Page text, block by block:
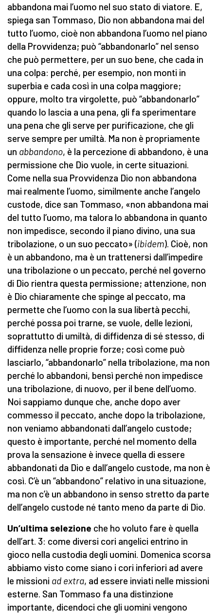
abbandona mai l’uomo nel suo stato di viatore. E,
spiega san Tommaso, Dio non abbandona mai del
tutto l’uomo, cioè non abbandona l’uomo nel piano
della Provvidenza; può “abbandonarlo” nel senso
che può permettere, per un suo bene, che cada in
una colpa: perché, per esempio, non monti in
superbia e cada così in una colpa maggiore;
oppure, molto tra virgolette, può “abbandonarlo”
quando lo lascia a una pena, gli fa sperimentare
una pena che gli serve per purificazione, che gli
serve sempre per umiltà. Ma non è propriamente
un abbandono, è la percezione di abbandono, è una
permissione che Dio vuole, in certe situazioni.
Come nella sua Provvidenza Dio non abbandona
mai realmente l’uomo, similmente anche l’angelo
custode, dice san Tommaso, «non abbandona mai
del tutto l’uomo, ma talora lo abbandona in quanto
non impedisce, secondo il piano divino, una sua
tribolazione, o un suo peccato» (ibidem). Cioè, non
è un abbandono, ma è un trattenersi dall’impedire
una tribolazione o un peccato, perché nel governo
di Dio rientra questa permissione; attenzione, non
è Dio chiaramente che spinge al peccato, ma
permette che l’uomo con la sua libertà pecchi,
perché possa poi trarne, se vuole, delle lezioni,
soprattutto di umiltà, di diffidenza di sé stesso, di
diffidenza nelle proprie forze; così come può
lasciarlo, “abbandonarlo” nella tribolazione, ma non
perché lo abbandoni, bensì perché non impedisce
una tribolazione, di nuovo, per il bene dell’uomo.
Noi sappiamo dunque che, anche dopo aver
commesso il peccato, anche dopo la tribolazione,
non veniamo abbandonati dall’angelo custode;
questo è importante, perché nel momento della
prova la sensazione è invece quella di essere
abbandonati da Dio e dall’angelo custode, ma non è
così. C’è un “abbandono” relativo in una situazione,
ma non c’è un abbandono in senso stretto da parte
dell’angelo custode né tanto meno da parte di Dio.
Un’ultima selezione che ho voluto fare è quella
dell’art. 3: come diversi cori angelici entrino in
gioco nella custodia degli uomini. Domenica scorsa
abbiamo visto come siano i cori inferiori ad avere
le missioni ad extra, ad essere inviati nelle missioni
esterne. San Tommaso fa una distinzione
importante, dicendoci che gli uomini vengono